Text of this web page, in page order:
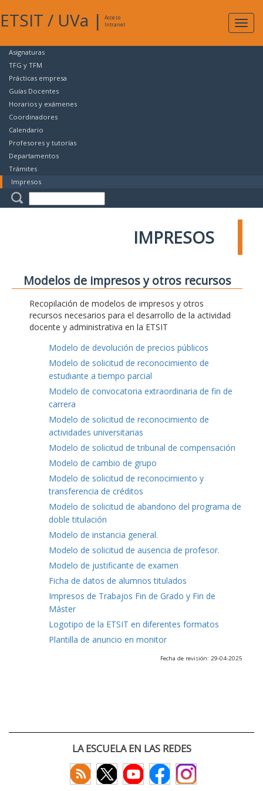
ETSIT / UVa |
Acceso
Intranet
Asignaturas
TFG y TFM
Prácticas empresa
Guías Docentes
Horarios y exámenes
Coordinadores
Calendario
Profesores y tutorías
Departamentos
Trámites
Impresos
IMPRESOS
Modelos de impresos y otros recursos
Recopilación de modelos de impresos y otros
recursos necesarios para el desarrollo de la actividad
docente y administrativa en la ETSIT
Modelo de devolución de precios públicos
Modelo de solicitud de reconocimiento de
estudiante a tiempo parcial
Modelo de convocatoria extraordinaria de fin de
carrera
Modelo de solicitud de reconocimiento de
actividades universitarias
Modelo de solicitud de tribunal de compensación
Modelo de cambio de grupo
Modelo de solicitud de reconocimiento y
transferencia de créditos
Modelo de solicitud de abandono del programa de
doble titulación
Modelo de instancia general.
Modelo de solicitud de ausencia de profesor.
Modelo de justificante de examen
Ficha de datos de alumnos titulados
Impresos de Trabajos Fin de Grado y Fin de
Máster
Logotipo de la ETSIT en diferentes formatos
Plantilla de anuncio en monitor
Fecha de revisión: 29-04-2025
LA ESCUELA EN LAS REDES